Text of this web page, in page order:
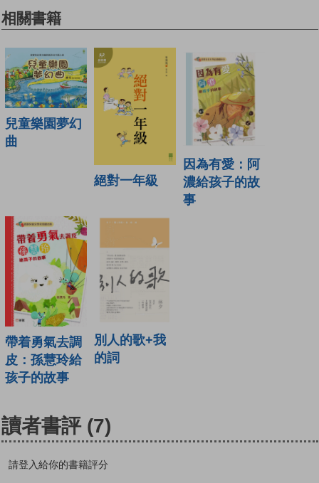
相關書籍
兒童樂園夢幻
曲
絕對一年級
因為有愛：阿
濃給孩子的故
事
帶着勇氣去調
皮：孫慧玲給
孩子的故事
別人的歌+我
的詞
讀者書評 (7)
請登入給你的書籍評分